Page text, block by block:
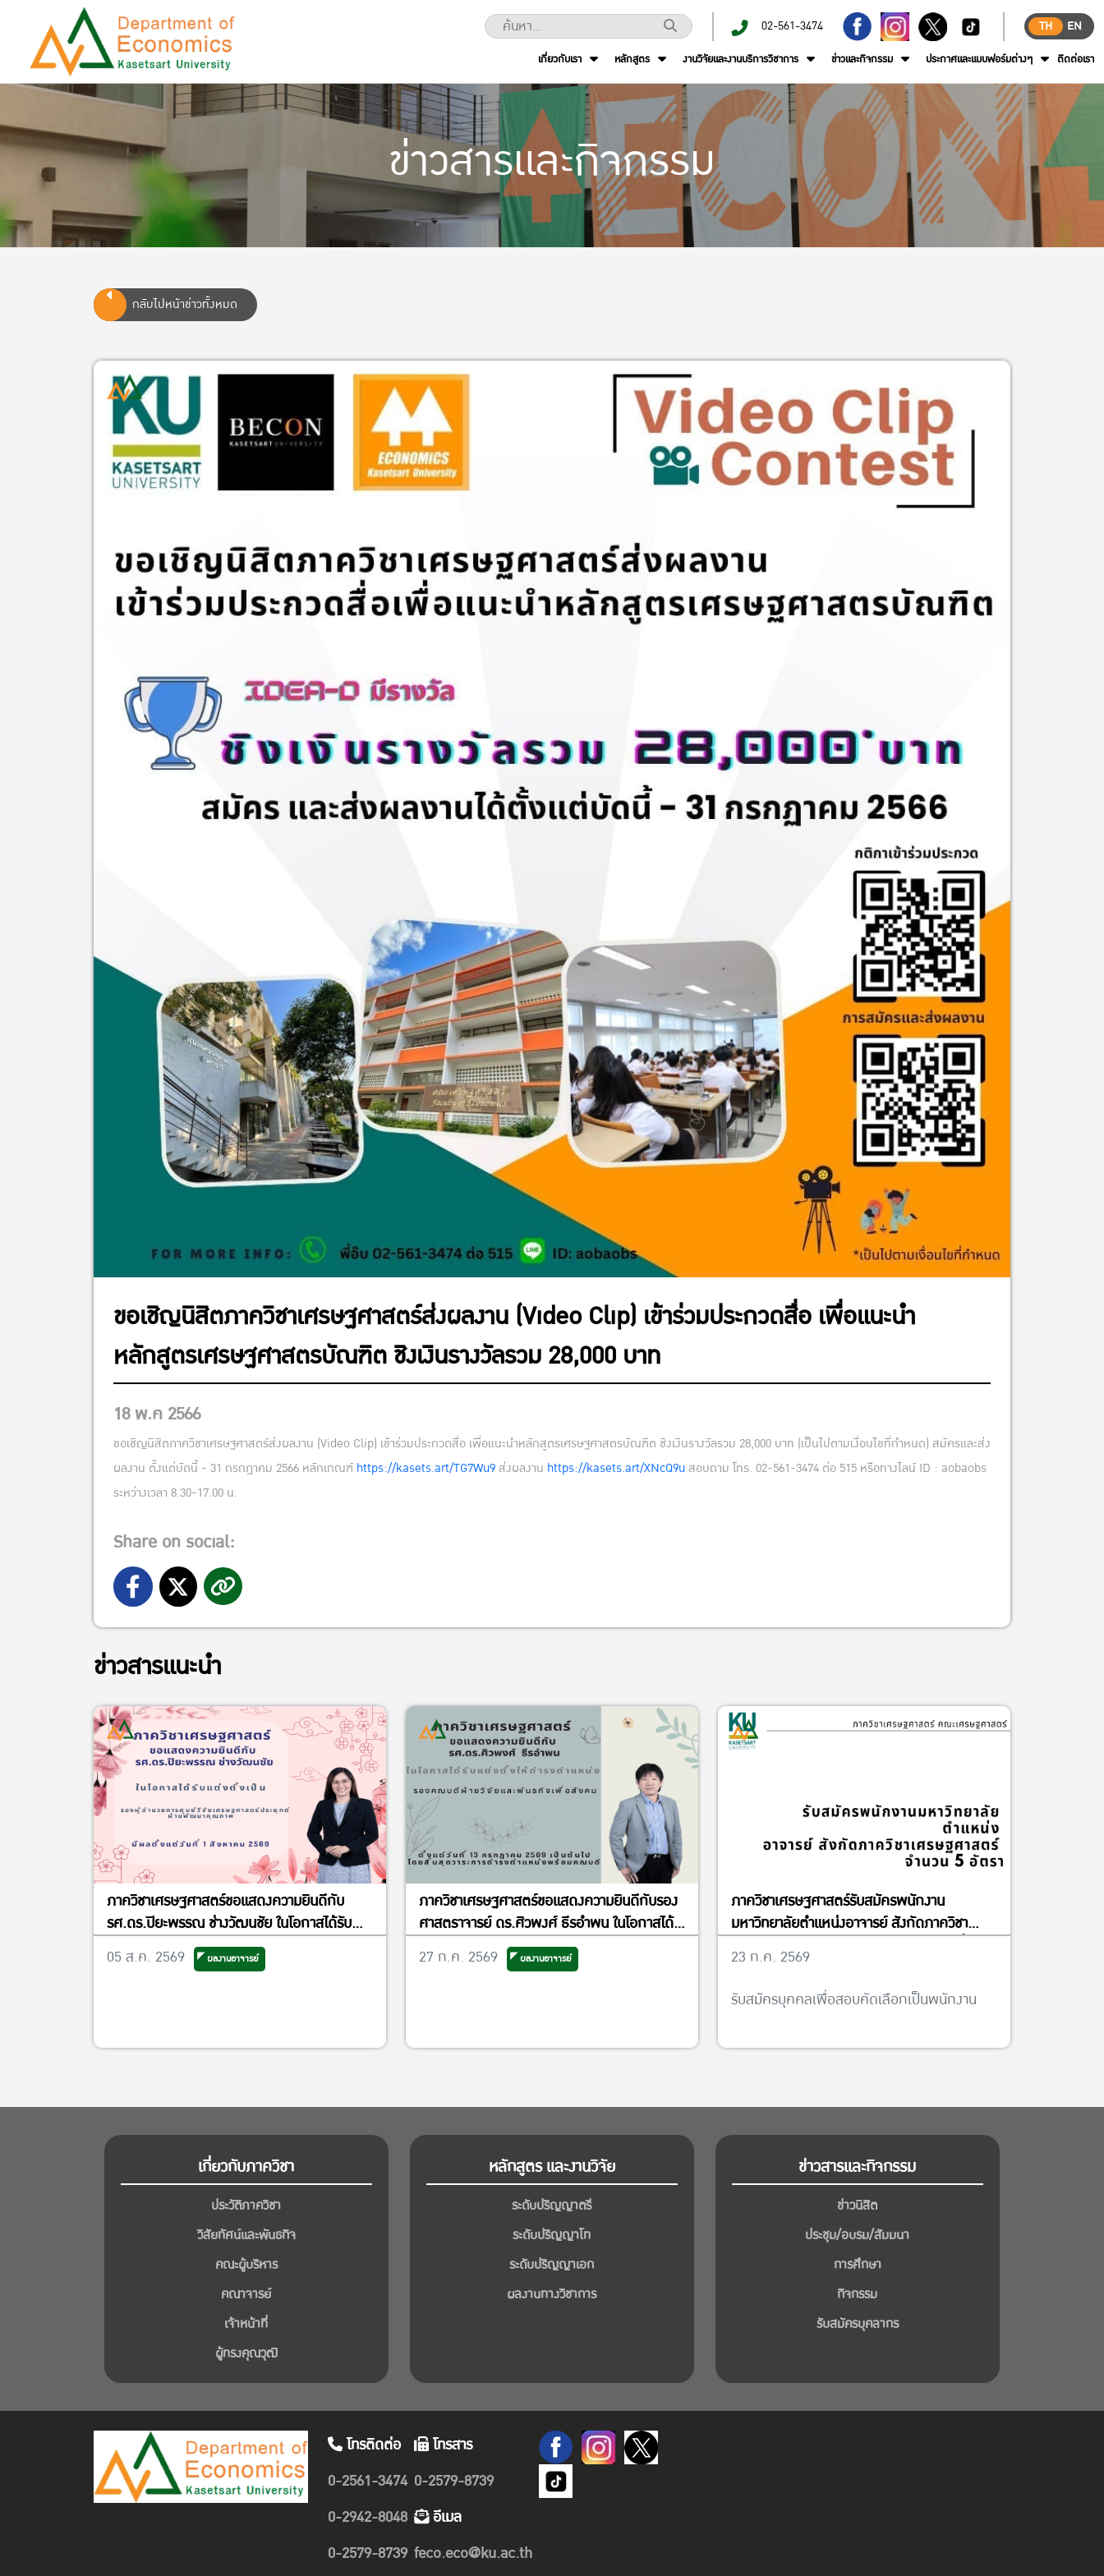
02-561-3474 TH
EN
เกี่ยวกับเรา
หลักสูตร งานวิจัยและงานบริการวิชาการ ข่าวและกิจกรรม ประกาศและแบบฟอร์มต่างๆ ติดต่อเรา
ข่าวสารและกิจกรรม
กลับไปหน้าข่าวทั้งหมด
ขอเชิญนิสิตภาควิชาเศรษฐศาสตร์ส่งผลงาน (Video Clip) เข้าร่วมประกวดสื่อ เพื่อแนะนำ
หลักสูตรเศรษฐศาสตรบัณฑิต ชิงเงินรางวัลรวม 28,000 บาท
18 พ.ค 2566
ขอเชิญนิสิตภาควิชาเศรษฐศาสตร์ส่งผลงาน (Video Clip) เข้าร่วมประกวดสื่อ เพื่อแนะนำหลักสูตรเศรษฐศาสตรบัณฑิต ชิงเงินรางวัลรวม 28,000 บาท (เป็นไปตามเงื่อนไขที่กำหนด) สมัครและส่ง
ผลงาน ตั้งแต่บัดนี้ - 31 กรกฎาคม 2566 หลักเกณฑ์ https://kasets.art/TG7Wu9ส่งผลงาน https://kasets.art/XNcQ9uสอบถาม โทร. 02-561-3474 ต่อ 515 หรือทางไลน์ ID : aobaobs
ระหว่างเวลา 8.30-17.00 น.
Share on social:
ข่าวสารแนะนำ
ภาควิชาเศรษฐศาสตร์ขอแสดงความยินดีกับ
รศ.ดร.ปิยะพรรณ ช่างวัฒนชัย ในโอกาสได้รับ
แต่งตั้งเป็นรองผู้อำนวยการศูนย์วิจัย
เศรษฐศาสตร์ประยุกต์ ฝ่ายพัฒนาคุณภาพ
05 ส.ค. 2569 ผลงานอาจารย์
ภาควิชาเศรษฐศาสตร์ขอแสดงความยินดีกับรอง
ศาสตราจารย์ ดร.ศิวพงศ์ ธีรอำพน ในโอกาสได้
รับแต่งตั้งให้ดำรงตำแหน่งรองคณบดีฝ่ายวิจัย
และพันธกิจเพื่อสังคม
27 ก.ค. 2569 ผลงานอาจารย์
ภาควิชาเศรษฐศาสตร์รับสมัครพนักงาน
มหาวิทยาลัยตำแหน่งอาจารย์ สังกัดภาควิชา
วันที่ 13 พฤศจิกายน พ.ศ. 2569
23 ก.ค. 2569
รับสมัครบุคคลเพื่อสอบคัดเลือกเป็นพนักงาน
เกี่ยวกับภาควิชา
ประวัติภาควิชา
วิสัยทัศน์และพันธกิจ
คณะผู้บริหาร
คณาจารย์
เจ้าหน้าที่
ผู้ทรงคุณวุฒิ
หลักสูตร และงานวิจัย
ระดับปริญญาตรี
ระดับปริญญาโท
ระดับปริญญาเอก
ผลงานทางวิชาการ
ข่าวสารและกิจกรรม
ข่าวนิสิต
ประชุม/อบรม/สัมมนา
การศึกษา
กิจกรรม
รับสมัครบุคลากร
โทรติดต่อ
0-2561-3474
0-2942-8048
0-2579-8739
โทรสาร
0-2579-8739
อีเมล
feco.eco@ku.ac.th